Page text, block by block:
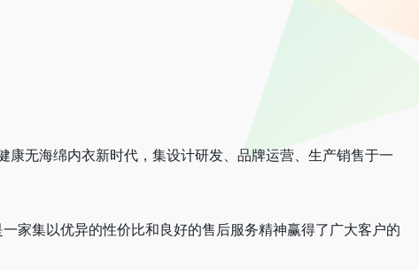
无海绵内衣新时代，集设计研发、品牌运营、生产销售于一
家集以优异的性价比和良好的售后服务精神赢得了广大客户的